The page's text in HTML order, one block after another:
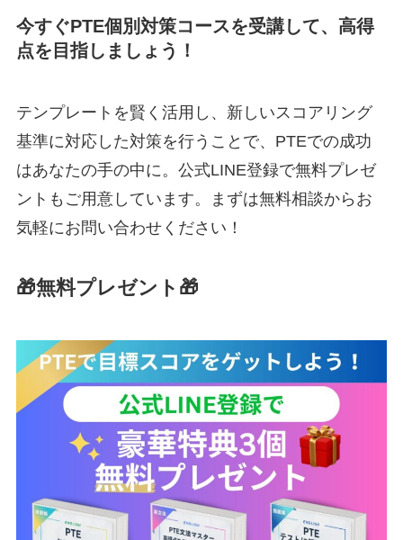
今すぐPTE個別対策コースを受講して、高得
点を目指しましょう！
テンプレートを賢く活用し、新しいスコアリング
基準に対応した対策を行うことで、PTEでの成功
はあなたの手の中に。公式LINE登録で無料プレゼ
ントもご用意しています。まずは無料相談からお
気軽にお問い合わせください！
🎁無料プレゼント🎁